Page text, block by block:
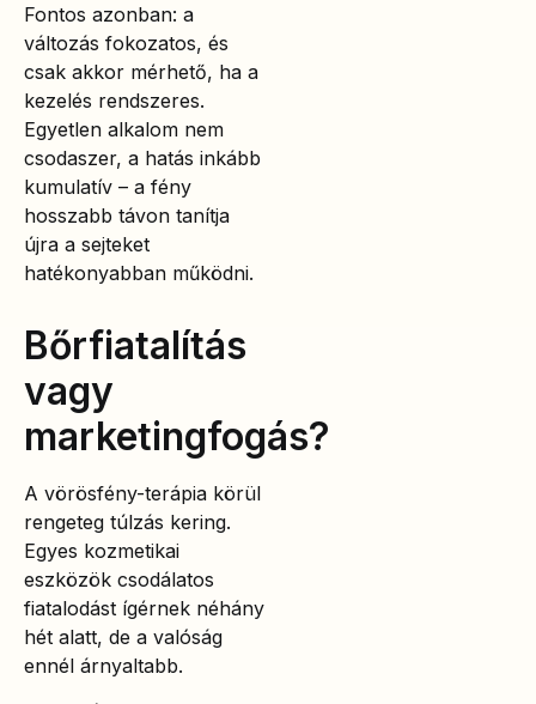
Fontos azonban: a
változás fokozatos, és
csak akkor mérhető, ha a
kezelés rendszeres.
Egyetlen alkalom nem
csodaszer, a hatás inkább
kumulatív – a fény
hosszabb távon tanítja
újra a sejteket
hatékonyabban működni.
Bőrfiatalítás
vagy
marketingfogás?
A vörösfény-terápia körül
rengeteg túlzás kering.
Egyes kozmetikai
eszközök csodálatos
fiatalodást ígérnek néhány
hét alatt, de a valóság
ennél árnyaltabb.